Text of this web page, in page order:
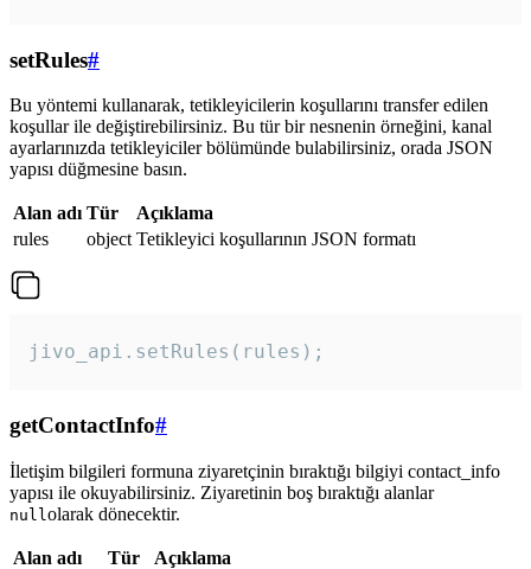
setRules#
Bu yöntemi kullanarak, tetikleyicilerin koşullarını transfer edilen
koşullar ile değiştirebilirsiniz. Bu tür bir nesnenin örneğini, kanal
ayarlarınızda tetikleyiciler bölümünde bulabilirsiniz, orada JSON
yapısı düğmesine basın.
Alan adı Tür
Açıklama
rules
object Tetikleyici koşullarının JSON formatı
jivo_api.setRules(rules);
getContactInfo#
İletişim bilgileri formuna ziyaretçinin bıraktığı bilgiyi contact_info
yapısı ile okuyabilirsiniz. Ziyaretinin boş bıraktığı alanlar
null olarak dönecektir.
Alan adı Tür
Açıklama